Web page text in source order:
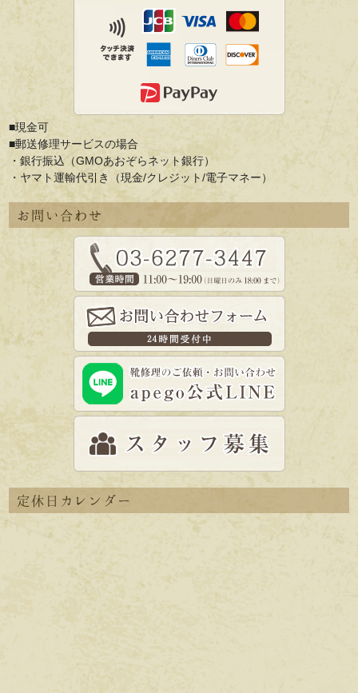
■現金可
■郵送修理サービスの場合
・銀行振込（GMOあおぞらネット銀行）
・ヤマト運輸代引き（現金/クレジット/電子マネー）
お問い合わせ
定休日カレンダー